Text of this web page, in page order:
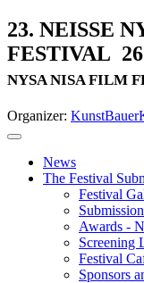
23. NEISSE
FESTIVAL
NYSA NISA FILM
Organizer:
News
The Festival
Festival
Awards -
Screening
Festival
Sponsors